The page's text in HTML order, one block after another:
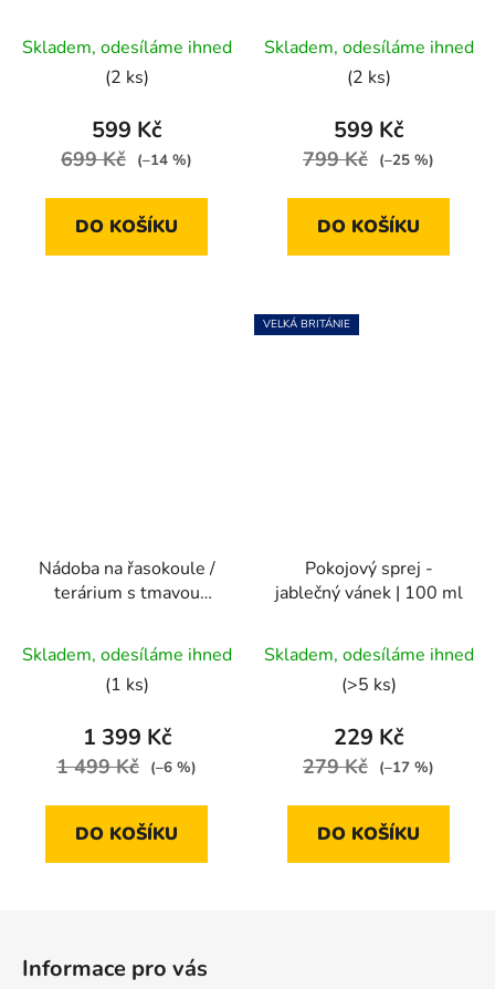
Skladem, odesíláme ihned
(2 ks)
599 Kč
699 Kč (–14 %)
DO KOŠÍKU
Skladem, odesíláme ihned
(2 ks)
599 Kč
799 Kč (–25 %)
DO KOŠÍKU
Nádoba na řasokoule /
terárium s tmavou
extra velké s kuličkou -
23 x 23 cm
Skladem, odesíláme ihned
(1 ks)
1 399 Kč
1 499 Kč (–6 %)
DO KOŠÍKU
VELKÁ BRITÁNIE
Pokojový sprej -
jablečný vánek | 100 ml
Skladem, odesíláme ihned
(>5 ks)
229 Kč
279 Kč (–17 %)
DO KOŠÍKU
Informace pro vás